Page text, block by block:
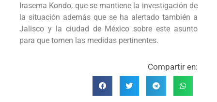
Irasema Kondo, que se mantiene la investigación de
la situación además que se ha alertado también a
Jalisco y la ciudad de México sobre este asunto
para que tomen las medidas pertinentes.
Compartir en: